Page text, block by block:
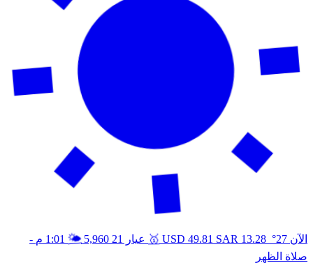
الآن 27° USD 49.81 SAR 13.28
🥇 عيار 21 5,960
🌤️ 1:01 م
-
صلاة الظهر